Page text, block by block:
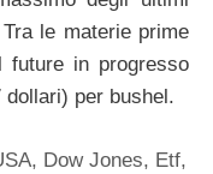
le materie prime
in progresso
dollari) per bushel.
, Dow Jones, Etf,